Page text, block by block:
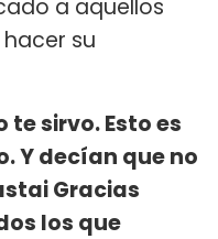
a aquellos
su
sirvo. Esto es
Y decían que no
Gracias
los que